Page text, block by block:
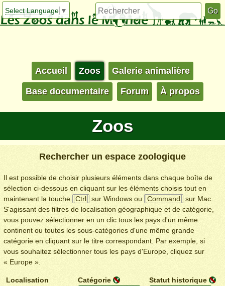
Select Language ▼
Accueil Zoos Galerie animalière
Base documentaire Forum À propos
Zoos
Rechercher un espace zoologique
Il est possible de choisir plusieurs éléments dans chaque boîte de
sélection ci-dessous en cliquant sur les éléments choisis tout en
maintenant la touche
Ctrl sur Windows ou Command
sur Mac.
S'agissant des filtres de localisation géographique et de catégorie,
vous pouvez sélectionner en un clic tous les pays d'un même
continent ou toutes les sous-catégories d'une même grande
catégorie en cliquant sur le titre correspondant. Par exemple, si
vous souhaitez sélectionner tous les pays d'Europe, cliquez sur
« Europe ».
Localisation
Catégorie Statut historique